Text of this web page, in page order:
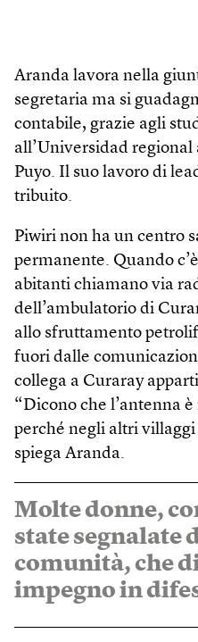
Aranda lavora nella
segretaria ma si
contabile, grazie agli
all’Universidad regional
Puyo. Il suo lavoro di
tribuito.
Piwiri non ha un centro
permanente. Quando
abitanti chiamano via
dell’ambulatorio di
allo sfruttamento
fuori dalle
collega a Curaray
“Dicono che l’antenna
perché negli altri
spiega Aranda.
Molte donne,
state segnalate
comunità, che
impegno in